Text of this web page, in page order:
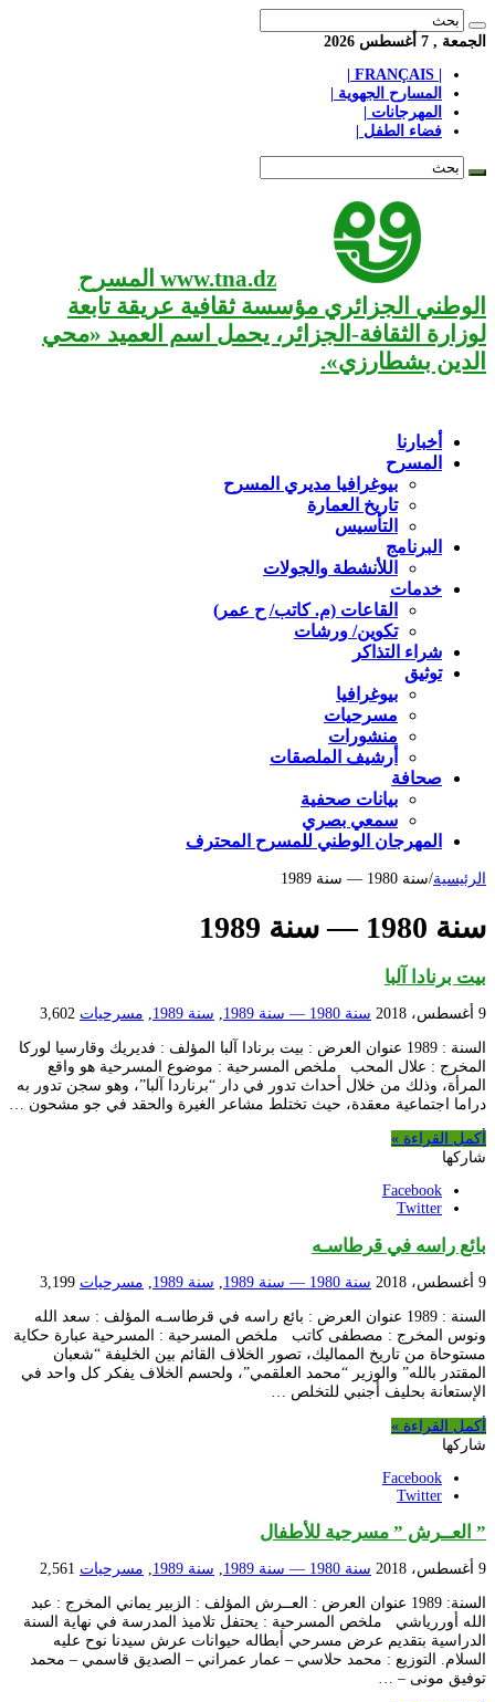
الجمعة , 7 أغسطس 2026
المسارح الجهوية |
المهرجانات |
فضاء الطفل |
www.tna.dz المسرح
الوطني الجزائري مؤسسة ثقافية عريقة تابعة
لوزارة الثقافة-الجزائر، يحمل اسم العميد «محي
الدين بشطارزي».
أخبارنا
المسرح
بيوغرافيا مديري المسرح
تاريخ العمارة
التأسيس
البرنامج
اللأنشطة والجولات
خدمات
القاعات (م. كاتب/ ح عمر)
تكوين/ ورشات
شراء التذاكر
توثيق
بيوغرافيا
مسرحيات
منشورات
أرشيف الملصقات
صحافة
بيانات صحفية
سمعي بصري
المهرجان الوطني للمسرح المحترف
الرئيسية/سنة 1980 — سنة 1989
سنة 1980 — سنة 1989
بيت برنادا آلبا
9 أغسطس، 2018 سنة 1980 — سنة 1989 , سنة 1989 , مسرحيات 3,602
السنة : 1989 عنوان العرض : بيت برنادا آلبا المؤلف : فديريك وقارسيا لوركا
المخرج : علال المحب ملخص المسرحية : موضوع المسرحية هو واقع
المرأة، وذلك من خلال أحداث تدور في دار “برناردا آلبا”، وهو سجن تدور به
دراما اجتماعية معقدة، حيث تختلط مشاعر الغيرة والحقد في جو مشحون …
أكمل القراءة »
شاركها
Facebook
Twitter
بائع راسه في قرطاسـه
9 أغسطس، 2018 سنة 1980 — سنة 1989 سنة 1989 مسرحيات 3,199
السنة : 1989 عنوان العرض : بائع راسه في قرطاسـه المؤلف : سعد الله
ونوس المخرج : مصطفى كاتب ملخص المسرحية : المسرحية عبارة حكاية
مستوحاة من تاريخ المماليك، تصور الخلاف القائم بين الخليفة “شعبان
المقتدر بالله” والوزير “محمد العلقمي”، ولحسم الخلاف يفكر كل واحد في
الإستعانة بحليف أجنبي للتخلص …
أكمل القراءة »
شاركها
Facebook
Twitter
” العــرش ” مسرحية للأطفال
9 أغسطس، 2018 سنة 1980 — سنة 1989 سنة 1989 مسرحيات 2,561
السنة: 1989 عنوان العرض : العــرش المؤلف : الزبير يماني المخرج : عبد
الله أوررياشي ملخص المسرحية : يحتفل تلاميذ المدرسة في نهاية السنة
الدراسية بتقديم عرض مسرحي أبطاله حيوانات عرش سيدنا نوح عليه
السلام. التوزيع : محمد حلاسي – عمار عمراني – الصديق قاسمي – محمد
توفيق مونى – …